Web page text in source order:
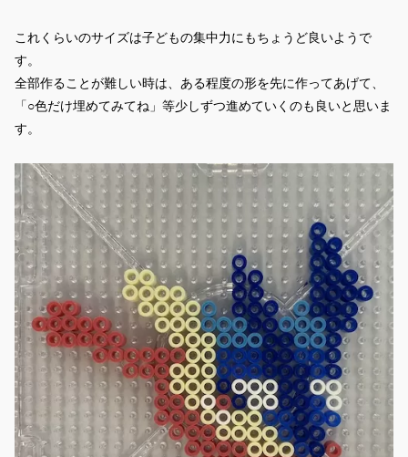
これくらいのサイズは子どもの集中力にもちょうど良いようで
す。
全部作ることが難しい時は、ある程度の形を先に作ってあげて、
「○色だけ埋めてみてね」等少しずつ進めていくのも良いと思いま
す。